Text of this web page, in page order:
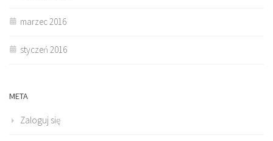
marzec 2016
styczeń 2016
META
Zaloguj się